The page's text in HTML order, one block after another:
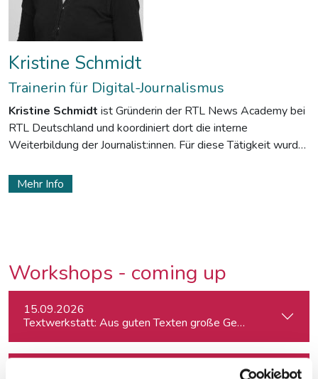
Kristine Schmidt
Trainerin für Digital-Journalismus
Kristine Schmidt ist Gründerin der RTL News Academy bei
RTL Deutschland und koordiniert dort die interne
Weiterbildung der Journalist:innen. Für diese Tätigkeit wurde
ausgezeichnet.
Mehr Info
Workshops - coming up
15.09.2026
Textwerkstatt: Aus guten Texten große Geschichten